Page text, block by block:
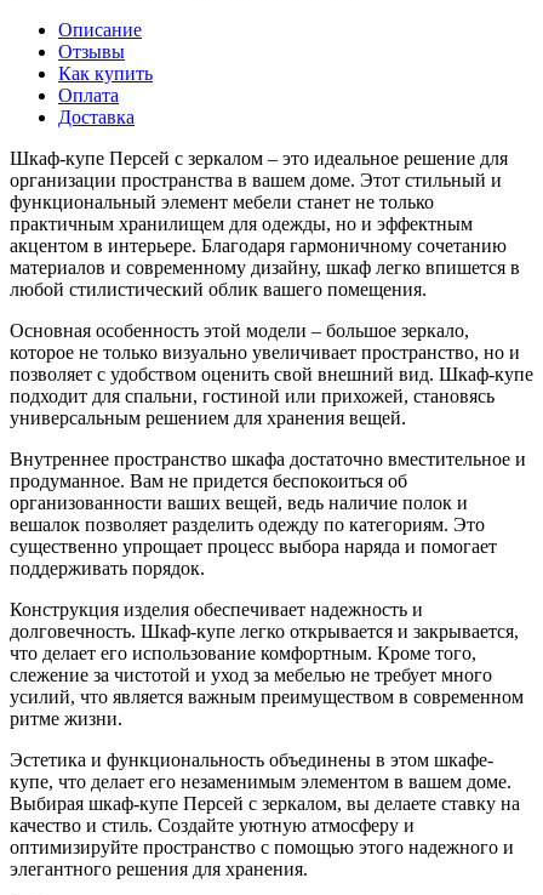
Описание
Отзывы
Как купить
Оплата
Доставка
Шкаф-купе Персей с зеркалом – это идеальное решение для
организации пространства в вашем доме. Этот стильный и
функциональный элемент мебели станет не только
практичным хранилищем для одежды, но и эффектным
акцентом в интерьере. Благодаря гармоничному сочетанию
материалов и современному дизайну, шкаф легко впишется в
любой стилистический облик вашего помещения.
Основная особенность этой модели – большое зеркало,
которое не только визуально увеличивает пространство, но и
позволяет с удобством оценить свой внешний вид. Шкаф-купе
подходит для спальни, гостиной или прихожей, становясь
универсальным решением для хранения вещей.
Внутреннее пространство шкафа достаточно вместительное и
продуманное. Вам не придется беспокоиться об
организованности ваших вещей, ведь наличие полок и
вешалок позволяет разделить одежду по категориям. Это
существенно упрощает процесс выбора наряда и помогает
поддерживать порядок.
Конструкция изделия обеспечивает надежность и
долговечность. Шкаф-купе легко открывается и закрывается,
что делает его использование комфортным. Кроме того,
слежение за чистотой и уход за мебелью не требует много
усилий, что является важным преимуществом в современном
ритме жизни.
Эстетика и функциональность объединены в этом шкафе-
купе, что делает его незаменимым элементом в вашем доме.
Выбирая шкаф-купе Персей с зеркалом, вы делаете ставку на
качество и стиль. Создайте уютную атмосферу и
оптимизируйте пространство с помощью этого надежного и
элегантного решения для хранения.